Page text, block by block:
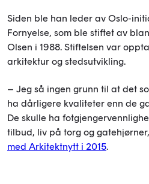
Siden ble han leder av Oslo-
Fornyelse, som ble stiftet av
Olsen i 1988. Stiftelsen var
arkitektur og stedsutvikling.
– Jeg så ingen grunn til at det
ha dårligere kvaliteter enn de
De skulle ha
tilbud, liv på torg og
med Arkitektnytt i 2015.